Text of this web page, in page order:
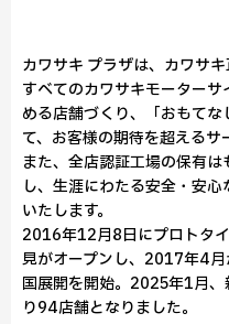
カワサキ プラザは、カワサ
すべてのカワサキモーター
める店舗づくり、「おもて
て、お客様の期待を超えるサ
また、全店認証工場の保有
し、生涯にわたる安全・安
いたします。
2016年12月8日にプロトタ
見がオープンし、2017年4
国展開を開始。2025年1月
り94店舗となりました。